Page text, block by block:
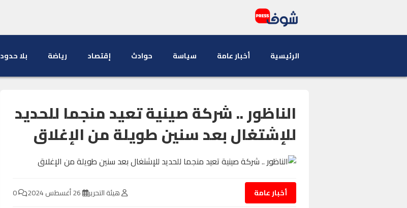
الرئيسية أخبار عامة سياسة حوادث إقتصاد رياضة بلا حدود
الناظور .. شركة صينية تعيد منجما للحديد
للإشتغال بعد سنين طويلة من الإغلاق
أخبار عامة هيئة التحرير